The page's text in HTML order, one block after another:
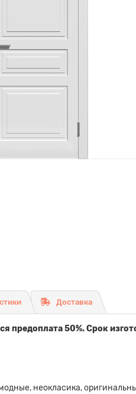
Доставка
предоплата 50%. Срок
неокласика,